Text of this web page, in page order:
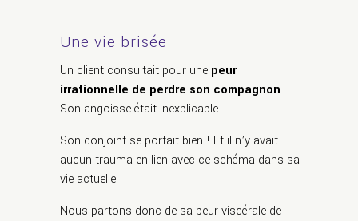
Une vie brisée
Un client consultait pour une peur
irrationnelle de perdre son compagnon.
Son angoisse était inexplicable.
Son conjoint se portait bien ! Et il n’y avait
aucun trauma en lien avec ce schéma dans sa
vie actuelle.
Nous partons donc de sa peur viscérale de